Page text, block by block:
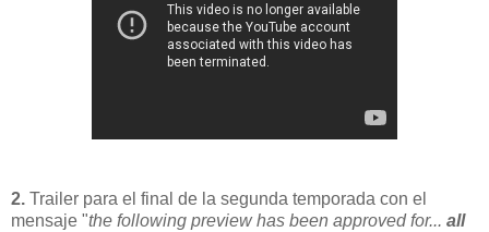
2. Trailer para el final de la segunda temporada con el
mensaje "the following preview has been approved for... all